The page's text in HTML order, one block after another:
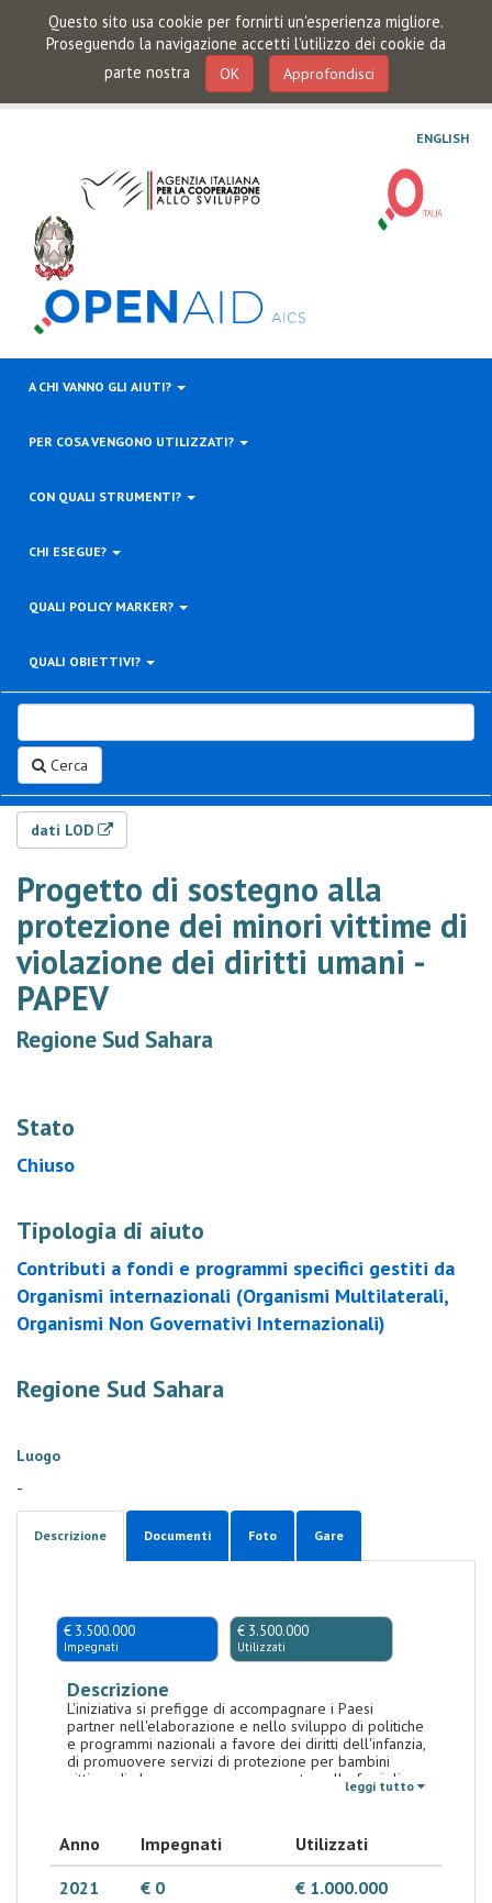
Questo sito usa cookie per fornirti un'esperienza migliore.
Proseguendo la navigazione accetti l'utilizzo dei cookie da
parte nostra
OK Approfondisci
ENGLISH
A CHI VANNO GLI AIUTI?
PER COSA VENGONO UTILIZZATI?
CON QUALI STRUMENTI?
CHI ESEGUE?
QUALI POLICY MARKER?
QUALI OBIETTIVI?
Cerca
dati LOD
Progetto di sostegno alla
protezione dei minori vittime di
violazione dei diritti umani -
PAPEV
Regione Sud Sahara
Stato
Chiuso
Tipologia di aiuto
Contributi a fondi e programmi specifici gestiti da
Organismi internazionali (Organismi Multilaterali,
Organismi Non Governativi Internazionali)
Regione Sud Sahara
Luogo
-
Descrizione Documenti Foto Gare
€ 3.500.000
Impegnati
€ 3.500.000
Utilizzati
Descrizione
L'iniziativa si prefigge di accompagnare i Paesi
partner nell'elaborazione e nello sviluppo di politiche
e programmi nazionali a favore dei diritti dell'infanzia,
di promuovere servizi di protezione per bambini
vittime di abuso e accompagnamento nelle famiglie
di origine per i bambini vittime di tratta e di
leggi tutto
Anno Impegnati
Utilizzati
2021
€ 0
€ 1.000.000